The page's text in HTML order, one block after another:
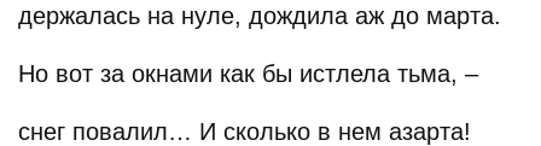
держалась на нуле, дождила аж до марта.
Но вот за окнами как бы истлела тьма, –
снег повалил… И сколько в нем азарта!